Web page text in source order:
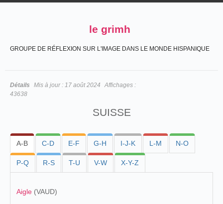
le grimh
GROUPE DE RÉFLEXION SUR L'IMAGE DANS LE MONDE HISPANIQUE
Détails Mis à jour : 17 août 2024
Affichages :
43638
SUISSE
A-B C-D E-F G-H I-J-K L-M N-O
P-Q R-S T-U V-W X-Y-Z
Aigle (VAUD)